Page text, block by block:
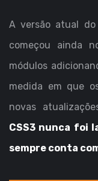
A versão atual
começou ainda
módulos
medida em que
novas
CSS3 nunca foi
sempre conta